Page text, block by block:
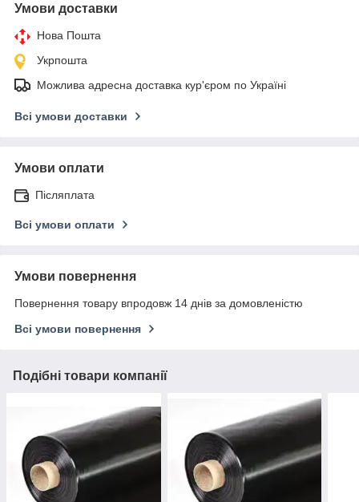
Умови доставки
Нова Пошта
Укрпошта
Можлива адресна доставка кур'єром по Україні
Всі умови доставки
Умови оплати
Післяплата
Всі умови оплати
Умови повернення
Повернення товару впродовж 14 днів за домовленістю
Всі умови повернення
Подібні товари компанії